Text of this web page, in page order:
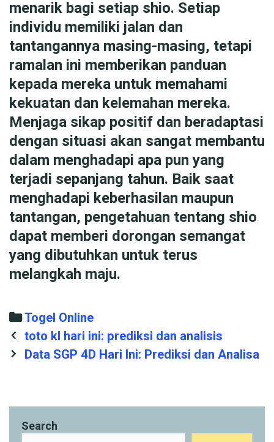
menarik bagi setiap shio. Setiap
individu memiliki jalan dan
tantangannya masing-masing, tetapi
ramalan ini memberikan panduan
kepada mereka untuk memahami
kekuatan dan kelemahan mereka.
Menjaga sikap positif dan beradaptasi
dengan situasi akan sangat membantu
dalam menghadapi apa pun yang
terjadi sepanjang tahun. Baik saat
menghadapi keberhasilan maupun
tantangan, pengetahuan tentang shio
dapat memberi dorongan semangat
yang dibutuhkan untuk terus
melangkah maju.
Categories
Togel Online
Post
navigation
toto kl hari ini: prediksi dan analisis
Data SGP 4D Hari Ini: Prediksi dan Analisa
Search